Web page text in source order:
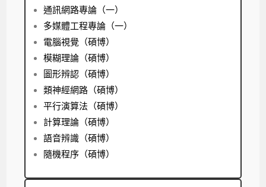
通訊網路專論（一）
多媒體工程專論（一）
電腦視覺（碩博）
模糊理論（碩博）
圖形辨認（碩博）
類神經網路（碩博）
平行演算法（碩博）
計算理論（碩博）
語音辨識（碩博）
隨機程序（碩博）